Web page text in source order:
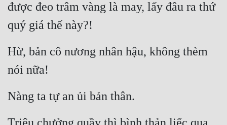
được đeo trâm vàng là may, lấy đâu ra thứ
quý giá thế này?!
Hừ, bản cô nương nhân hậu, không thèm
nói nữa!
Nàng ta tự an ủi bản thân.